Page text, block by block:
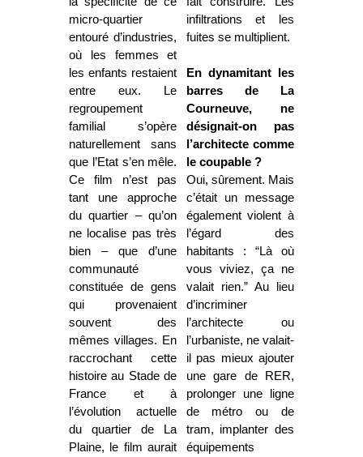
micro-quartier
entouré d’industries,
où les femmes et
les enfants restaient
entre eux. Le
regroupement
familial s’opère
naturellement sans
que l’Etat s’en mêle.
Ce film n’est pas
tant une approche
du quartier – qu’on
ne localise pas très
bien – que d’une
communauté
constituée de gens
qui provenaient
souvent des
mêmes villages. En
raccrochant cette
histoire au Stade de
France et à
l’évolution actuelle
du quartier de La
Plaine, le film aurait
infiltrations et les
fuites se multiplient.
En dynamitant les
barres de La
Courneuve, ne
désignait-on pas
l’architecte comme
le coupable ?
Oui, sûrement. Mais
c’était un message
également violent à
l’égard des
habitants : “Là où
vous viviez, ça ne
valait rien.” Au lieu
d’incriminer
l’architecte ou
l’urbaniste, ne valait-
il pas mieux ajouter
une gare de RER,
prolonger une ligne
de métro ou de
tram, implanter des
équipements